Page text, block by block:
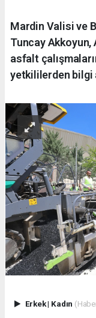
Mardin Valisi ve
Tuncay
asfalt
yetkililerden bilgi
Erkek| Kadın